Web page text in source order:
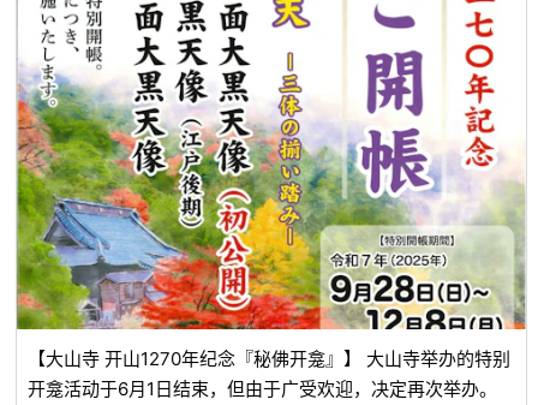
【大山寺 开山1270年纪念『秘佛开龛』】 大山寺举办的特别
开龛活动于6月1日结束，但由于广受欢迎，决定再次举办。